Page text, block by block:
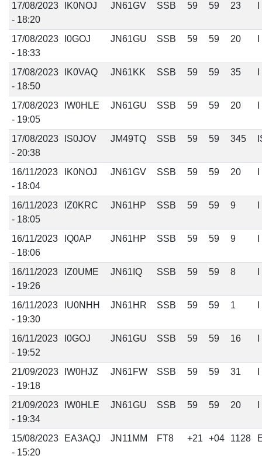
17/08/2023
- 18:20
IK0NOJ JN61GV SSB 59 59 23
17/08/2023
- 18:33
I0GOJ JN61GU SSB 59 59 20
17/08/2023
- 18:50
IK0VAQ JN61KK SSB 59 59 35
17/08/2023
- 19:05
IW0HLE JN61GU SSB 59 59 20
17/08/2023
- 20:38
IS0JOV JM49TQ SSB 59 59 345
16/11/2023
- 18:04
IK0NOJ JN61GV SSB 59 59 20
16/11/2023
- 18:05
IZ0KRC JN61HP SSB 59 59 9
16/11/2023
- 18:06
IQ0AP JN61HP SSB 59 59 9
16/11/2023
- 19:26
IZ0UME JN61IQ SSB 59 59 8
16/11/2023
- 19:30
IU0NHH JN61HR SSB 59 59 1
16/11/2023
- 19:52
I0GOJ JN61GU SSB 59 59 16
21/09/2023
- 19:18
IW0HJZ JN61FW SSB 59 59 31
21/09/2023
- 19:34
IW0HLE JN61GU SSB 59 59 20
15/08/2023
- 15:20
EA3AQJ JN11MM FT8 +21 +04 1128